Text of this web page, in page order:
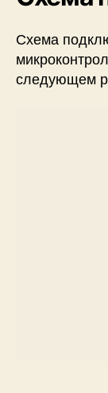
Схема
следующем